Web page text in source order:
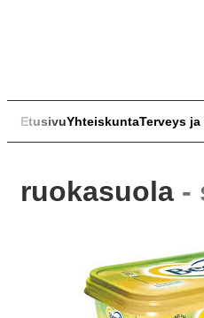
EtusivuYhteiskuntaTerveys
ruokasuola -